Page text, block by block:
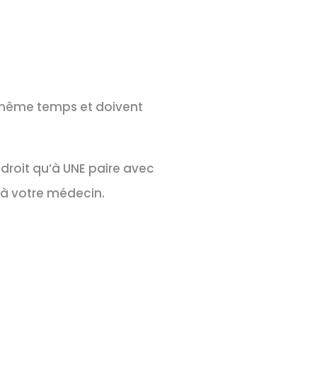
temps et doivent
qu’à UNE paire avec
votre médecin.